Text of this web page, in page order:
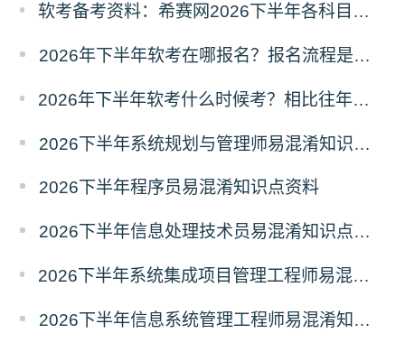
软考备考资料：希赛网2026下半年各科目易混淆知识点汇总
2026年下半年软考在哪报名？报名流程是什么？
2026年下半年软考什么时候考？相比往年有哪些新变动？
2026下半年系统规划与管理师易混淆知识点资料
2026下半年程序员易混淆知识点资料
2026下半年信息处理技术员易混淆知识点资料
2026下半年系统集成项目管理工程师易混淆知识点资料
2026下半年信息系统管理工程师易混淆知识点资料